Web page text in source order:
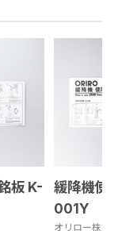
板 K-
緩降機使
001Y
オリロー株式